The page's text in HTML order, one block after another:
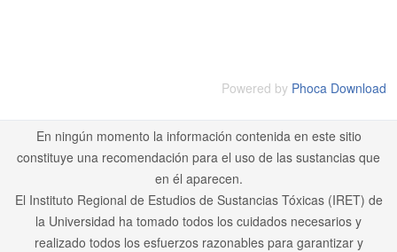
Powered by Phoca Download
En ningún momento la información contenida en este sitio
constituye una recomendación para el uso de las sustancias que
en él aparecen.
El Instituto Regional de Estudios de Sustancias Tóxicas (IRET) de
la Universidad ha tomado todos los cuidados necesarios y
realizado todos los esfuerzos razonables para garantizar y